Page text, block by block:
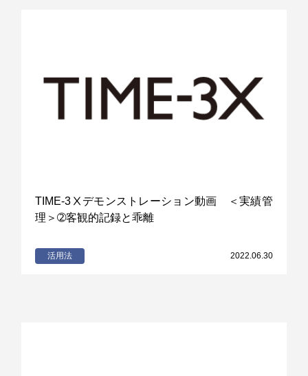
TIME-3Ⅹデモンストレーション動画 ＜実績管
理＞➁客観的記録と乖離
活用法 2022.06.30